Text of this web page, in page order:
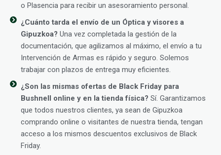
o Plasencia para recibir un asesoramiento personal.
¿Cuánto tarda el envío de un Óptica y visores a
Gipuzkoa? Una vez completada la gestión de la
documentación, que agilizamos al máximo, el envío a tu
Intervención de Armas es rápido y seguro. Solemos
trabajar con plazos de entrega muy eficientes.
¿Son las mismas ofertas de Black Friday para
Bushnell online y en la tienda física? Sí. Garantizamos
que todos nuestros clientes, ya sean de Gipuzkoa
comprando online o visitantes de nuestra tienda, tengan
acceso a los mismos descuentos exclusivos de Black
Friday.